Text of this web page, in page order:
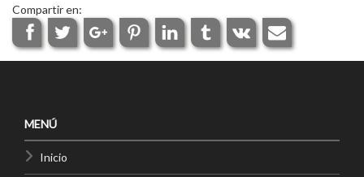
Compartir en:
MENÚ
Inicio